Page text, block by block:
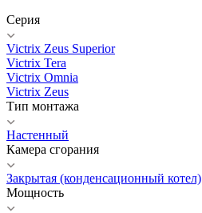
Серия
Victrix Zeus Superior
Victrix Tera
Victrix Omnia
Victrix Zeus
Тип монтажа
Настенный
Камера сгорания
Закрытая (конденсационный котел)
Мощность